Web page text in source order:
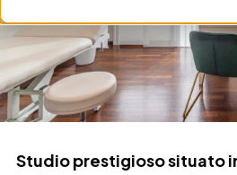
Studio prestigioso situato